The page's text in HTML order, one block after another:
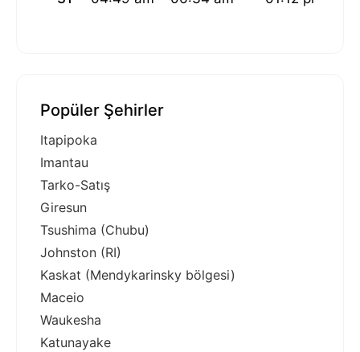
Popüler Şehirler
Itapipoka
Imantau
Tarko-Satış
Giresun
Tsushima (Chubu)
Johnston (RI)
Kaskat (Mendykarinsky bölgesi)
Maceio
Waukesha
Katunayake